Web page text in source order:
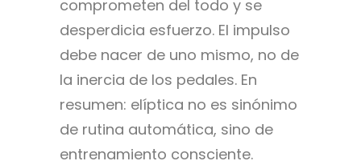
comprometen del todo y se
desperdicia esfuerzo. El impulso
debe nacer de uno mismo, no de
la inercia de los pedales. En
resumen: elíptica no es sinónimo
de rutina automática, sino de
entrenamiento consciente.